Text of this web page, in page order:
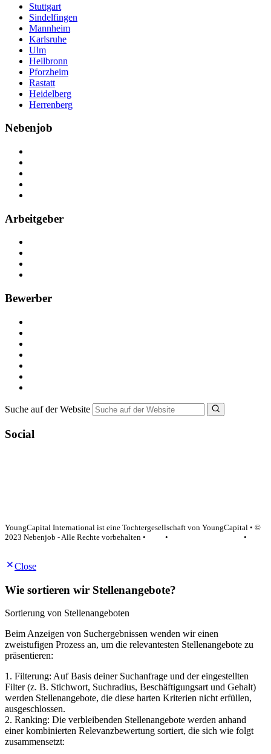
Stuttgart
Sindelfingen
Mannheim
Karlsruhe
Ulm
Heilbronn
Pforzheim
Rastatt
Heidelberg
Herrenberg
Nebenjob
Arbeitgeber
Bewerber
Suche auf der Website
Social
YoungCapital International ist eine Tochtergesellschaft von YoungCapital • ©
2023 Nebenjob - Alle Rechte vorbehalten •
•
•
Close
Wie sortieren wir Stellenangebote?
Sortierung von Stellenangeboten
Beim Anzeigen von Suchergebnissen wenden wir einen
zweistufigen Prozess an, um die relevantesten Stellenangebote zu
präsentieren:
1. Filterung: Auf Basis deiner Suchanfrage und der eingestellten
Filter (z. B. Stichwort, Suchradius, Beschäftigungsart und Gehalt)
werden Stellenangebote, die diese harten Kriterien nicht erfüllen,
ausgeschlossen.
2. Ranking: Die verbleibenden Stellenangebote werden anhand
einer kombinierten Relevanzbewertung sortiert, die sich wie folgt
zusammensetzt: